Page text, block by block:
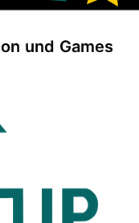
und Games